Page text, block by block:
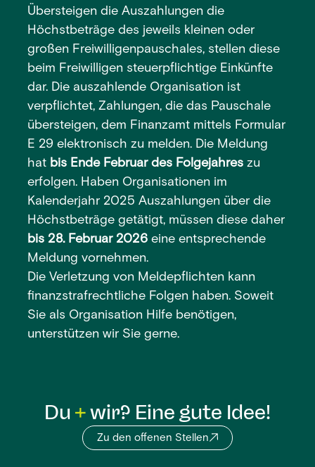
Übersteigen die Auszahlungen die
Höchstbeträge des jeweils kleinen oder
großen Freiwilligenpauschales, stellen diese
beim Freiwilligen steuerpflichtige Einkünfte
dar. Die auszahlende Organisation ist
verpflichtet, Zahlungen, die das Pauschale
übersteigen, dem Finanzamt mittels Formular
E 29 elektronisch zu melden. Die Meldung
hat bis Ende Februar des Folgejahres zu
erfolgen. Haben Organisationen im
Kalenderjahr 2025 Auszahlungen über die
Höchstbeträge getätigt, müssen diese daher
bis 28. Februar 2026 eine entsprechende
Meldung vornehmen.
Die Verletzung von Meldepflichten kann
finanzstrafrechtliche Folgen haben. Soweit
Sie als Organisation Hilfe benötigen,
unterstützen wir Sie gerne.
Du wir? Eine gute Idee!
Zu den offenen Stellen